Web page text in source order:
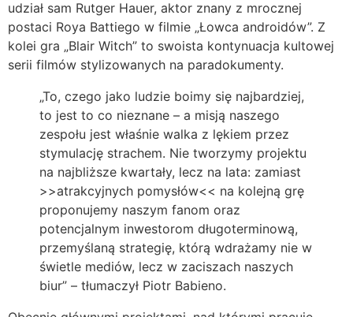
udział sam Rutger Hauer, aktor znany z mrocznej
postaci Roya Battiego w filmie „Łowca androidów”. Z
kolei gra „Blair Witch” to swoista kontynuacja kultowej
serii filmów stylizowanych na paradokumenty.
„To, czego jako ludzie boimy się najbardziej,
to jest to co nieznane – a misją naszego
zespołu jest właśnie walka z lękiem przez
stymulację strachem. Nie tworzymy projektu
na najbliższe kwartały, lecz na lata: zamiast
>>atrakcyjnych pomysłów<< na kolejną grę
proponujemy naszym fanom oraz
potencjalnym inwestorom długoterminową,
przemyślaną strategię, którą wdrażamy nie w
świetle mediów, lecz w zaciszach naszych
biur” – tłumaczył Piotr Babieno.